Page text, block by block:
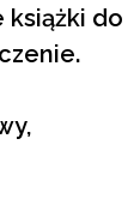
książki do